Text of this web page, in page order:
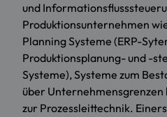
und
Produktionsunternehmen
Planning Systeme (ERP-
Produktionsplanung- und -
Systeme), Systeme zum
über Unternehmensgrenzen
zur Prozessleittechnik.